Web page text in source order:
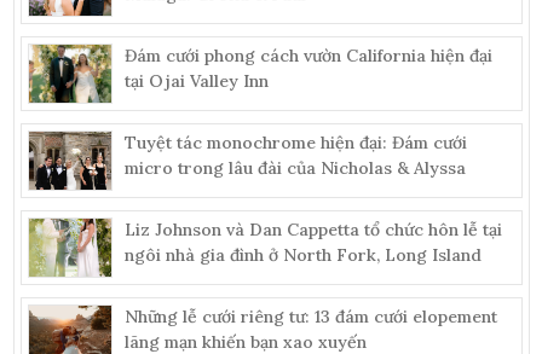
Đám cưới phong cách vườn California hiện đại
tại Ojai Valley Inn
Tuyệt tác monochrome hiện đại: Đám cưới
micro trong lâu đài của Nicholas & Alyssa
Liz Johnson và Dan Cappetta tổ chức hôn lễ tại
ngôi nhà gia đình ở North Fork, Long Island
Những lễ cưới riêng tư: 13 đám cưới elopement
lãng mạn khiến bạn xao xuyến